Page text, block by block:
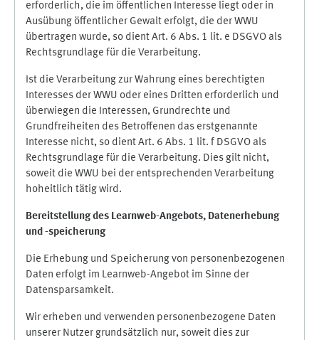
erforderlich, die im öffentlichen Interesse liegt oder in
Ausübung öffentlicher Gewalt erfolgt, die der WWU
übertragen wurde, so dient Art. 6 Abs. 1 lit. e DSGVO als
Rechtsgrundlage für die Verarbeitung.
Ist die Verarbeitung zur Wahrung eines berechtigten
Interesses der WWU oder eines Dritten erforderlich und
überwiegen die Interessen, Grundrechte und
Grundfreiheiten des Betroffenen das erstgenannte
Interesse nicht, so dient Art. 6 Abs. 1 lit. f DSGVO als
Rechtsgrundlage für die Verarbeitung. Dies gilt nicht,
soweit die WWU bei der entsprechenden Verarbeitung
hoheitlich tätig wird.
Bereitstellung des Learnweb-Angebots, Datenerhebung
und -speicherung
Die Erhebung und Speicherung von personenbezogenen
Daten erfolgt im Learnweb-Angebot im Sinne der
Datensparsamkeit.
Wir erheben und verwenden personenbezogene Daten
unserer Nutzer grundsätzlich nur, soweit dies zur